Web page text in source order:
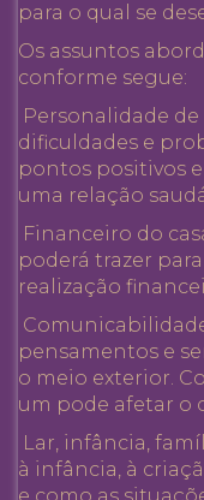
para o qual se
Os assuntos
conforme segue:
Personalidade
dificuldades e
pontos positivos
uma relação
Financeiro do
poderá trazer
realização
pensamentos e
o meio exterior.
um pode afetar o
Lar, infância,
à infância, à